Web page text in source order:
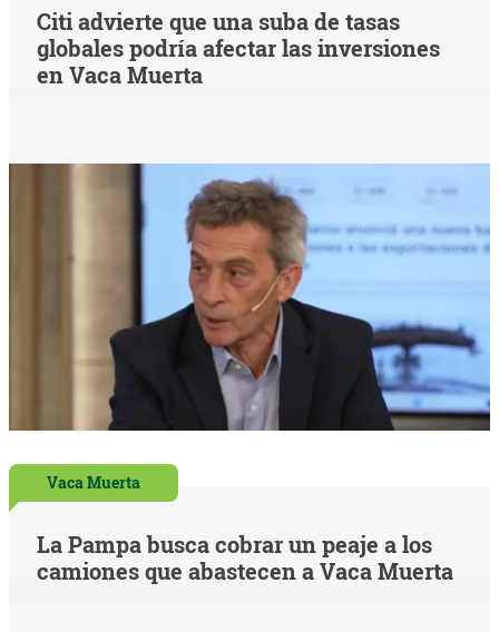
Citi advierte que una suba de tasas
globales podría afectar las inversiones
en Vaca Muerta
Vaca Muerta
La Pampa busca cobrar un peaje a los
camiones que abastecen a Vaca Muerta